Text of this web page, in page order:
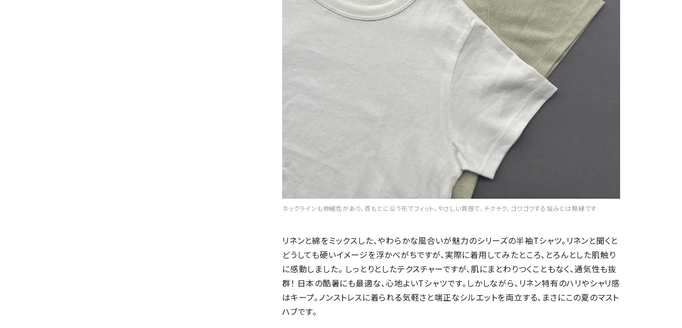
ネックラインも伸縮性があり、首もとに沿う形でフィット。やさしい質感で、チクチク、ゴワゴワする悩みとは無縁です
リネンと綿をミックスした、やわらかな風合いが魅力のシリーズの半袖Tシャツ。リネンと聞くと
どうしても硬いイメージを浮かべがちですが、実際に着用してみたところ、とろんとした肌触り
に感動しました。 しっとりとしたテクスチャーですが、肌にまとわりつくこともなく、通気性も抜
群！ 日本の酷暑にも最適な、心地よいTシャツです。しかしながら、リネン特有のハリやシャリ感
はキープ。ノンストレスに着られる気軽さと端正なシルエットを両立する、まさにこの夏のマスト
ハブです。